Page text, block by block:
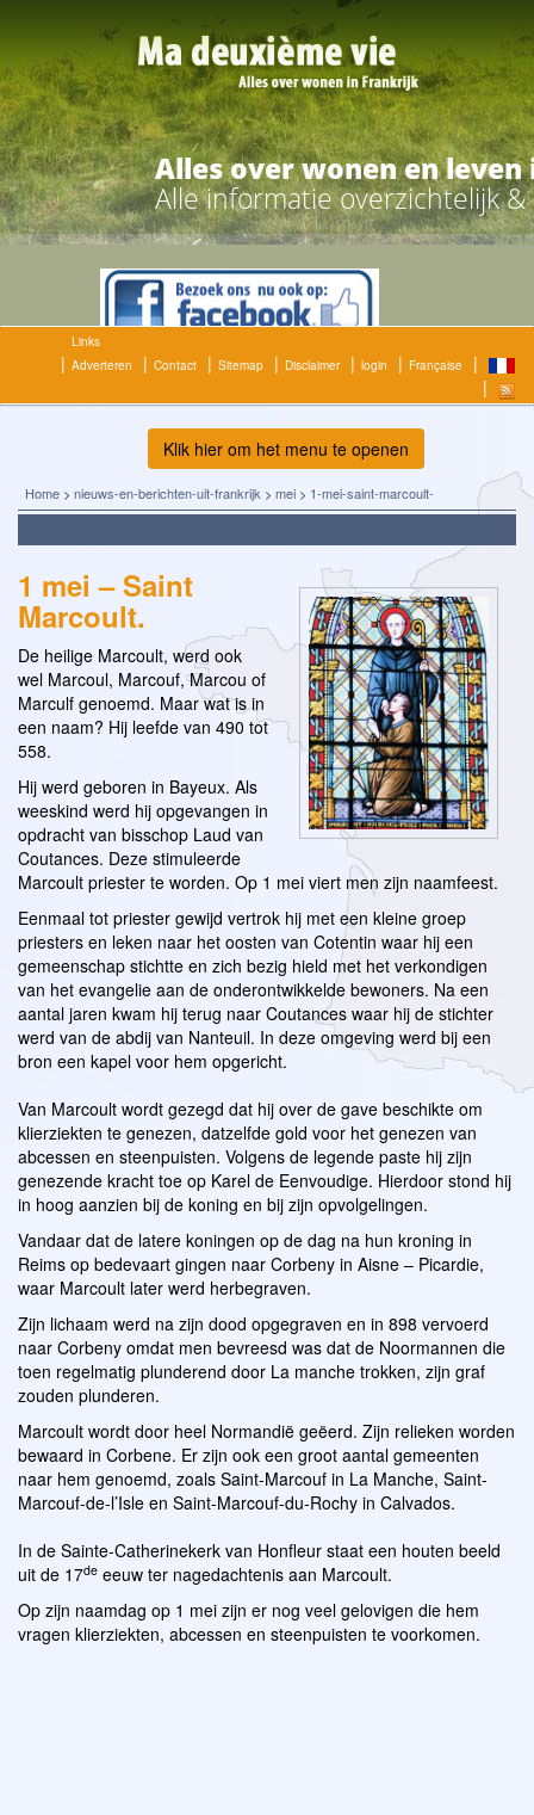
Alles over wonen en
Alle informatie overzichtelijk
Links
Adverteren
Contact Sitemap Disclaimer login Française
Klik hier om het menu te openen
Home > nieuws-en-berichten-uit-frankrijk > mei > 1-mei-saint-marcoult-
1 mei – Saint
Marcoult.
De heilige Marcoult, werd ook
wel Marcoul, Marcouf, Marcou of
Marculf genoemd. Maar wat is in
een naam? Hij leefde van 490 tot
558.
Hij werd geboren in Bayeux. Als
weeskind werd hij opgevangen in
opdracht van bisschop Laud van
Coutances. Deze stimuleerde
Marcoult priester te worden. Op 1 mei viert men zijn naamfeest.
Eenmaal tot priester gewijd vertrok hij met een kleine groep
priesters en leken naar het oosten van Cotentin waar hij een
gemeenschap stichtte en zich bezig hield met het verkondigen
van het evangelie aan de onderontwikkelde bewoners. Na een
aantal jaren kwam hij terug naar Coutances waar hij de stichter
werd van de abdij van Nanteuil. In deze omgeving werd bij een
bron een kapel voor hem opgericht.
Van Marcoult wordt gezegd dat hij over de gave beschikte om
klierziekten te genezen, datzelfde gold voor het genezen van
abcessen en steenpuisten. Volgens de legende paste hij zijn
genezende kracht toe op Karel de Eenvoudige. Hierdoor stond hij
in hoog aanzien bij de koning en bij zijn opvolgelingen.
Vandaar dat de latere koningen op de dag na hun kroning in
Reims op bedevaart gingen naar Corbeny in Aisne – Picardie,
waar Marcoult later werd herbegraven.
Zijn lichaam werd na zijn dood opgegraven en in 898 vervoerd
naar Corbeny omdat men bevreesd was dat de Noormannen die
toen regelmatig plunderend door La manche trokken, zijn graf
zouden plunderen.
Marcoult wordt door heel Normandië geëerd. Zijn relieken worden
bewaard in Corbene. Er zijn ook een groot aantal gemeenten
naar hem genoemd, zoals Saint-Marcouf in La Manche, Saint-
Marcouf-de-l’Isle en Saint-Marcouf-du-Rochy in Calvados.
In de Sainte-Catherinekerk van Honfleur staat een houten beeld
uit de 17de eeuw ter nagedachtenis aan Marcoult.
Op zijn naamdag op 1 mei zijn er nog veel gelovigen die hem
vragen klierziekten, abcessen en steenpuisten te voorkomen.